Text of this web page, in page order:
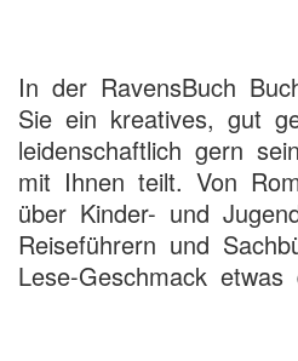
In der RavensBuch
Sie ein kreatives, gut
leidenschaftlich gern
mit Ihnen teilt. Von
über Kinder- und
Reiseführern und
Lese-Geschmack etwas